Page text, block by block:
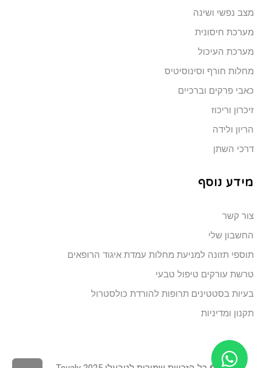
מצב נפשי ושינה
מערכת חיסונית
מערכת העיכול
מחלות חורף וסינוסיטיס
כאבי פרקים וברכיים
זיכרון וריכוז
הריון ולידה
דרכי השתן
מידע נוסף
צור קשר
החשבון שלי
תוספי תזונה למניעת מחלות עמדת איגוד הרופאים
טרשת עורקים טיפול טבעי
בעיות בסטטינים תרופות להורדת כולסטרול
תקנון ומדיניות